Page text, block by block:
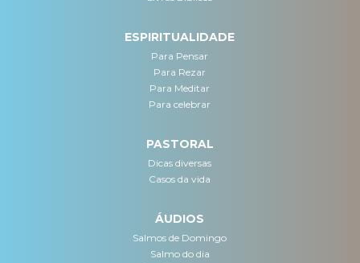
ESPIRITUALIDADE
Para Pensar
Para Rezar
Para Meditar
Para celebrar
PASTORAL
Dicas diversas
Casos da vida
ÁUDIOS
Salmos de Domingo
Salmo do dia